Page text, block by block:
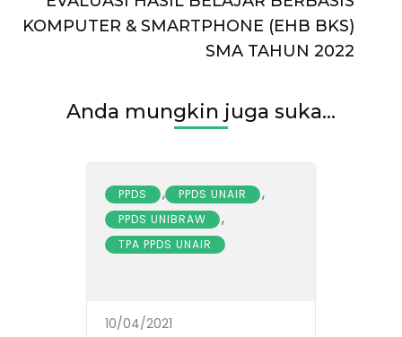
KOMPUTER & SMARTPHONE (EHB BKS)
SMA TAHUN 2022
Anda mungkin juga suka...
PPDS , PPDS UNAIR ,
PPDS UNIBRAW ,
TPA PPDS UNAIR
10/04/2021